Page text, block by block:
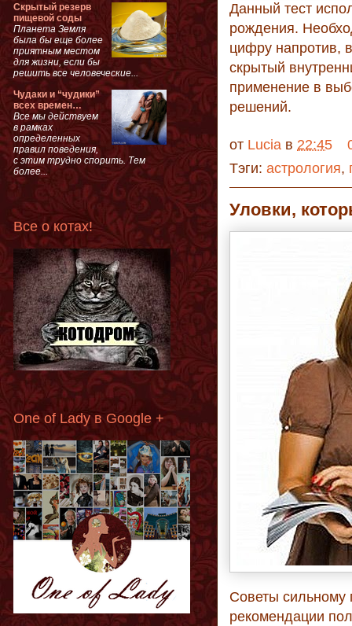
Данный тест
рождения.
цифру напротив,
скрытый
применение в
решений.
от Lucia в 22:45
Тэги: астрология,
Уловки,
Советы сильному
рекомендации
Скрытый резерв
пищевой соды
Планета Земля
была бы еще более
приятным местом
для жизни, если бы
решить все человеческие...
Чудаки и “чудики”
всех времен…
Все мы действуем
в рамках
определенных
правил поведения,
с этим трудно спорить. Тем
более...
Все о котах!
One of Lady в Google +